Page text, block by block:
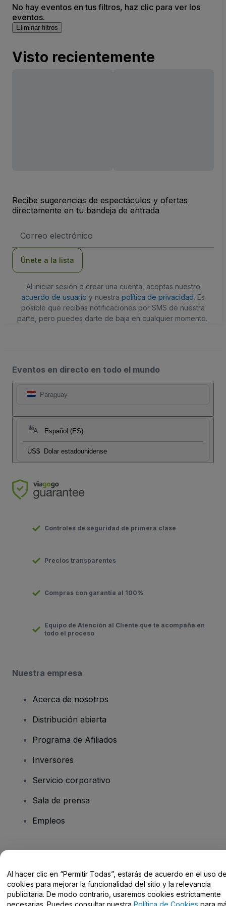
No hay eventos en tus filtros, haz clic para ver los
eventos.
Eliminar filtros
Visto recientemente
Recibe sugerencias de espectáculos y ofertas
directamente en tu bandeja de entrada
de
Únete a la lista
Al iniciar sesión o crear una cuenta, aceptas nuestro
acuerdo de usuario y nuestra política de privacidad. Es
posible que recibas notificaciones por SMS de nuestra
parte, pero puedes darte de baja en cualquier momento.
Eventos en directo en todo el mundo
Paraguay
Español (ES)
US$ Dolar estadounidense
Controles de seguridad de primera clase
Precios transparentes
Compras con garantía al 100%
Equipo de Atención al Cliente que te acompaña en
todo el proceso
Nuestra empresa
Acerca de nosotros
Distribución abierta
Programa de Afiliados
Inversores
Servicio corporativo
Sala de prensa
Empleos
Centro de Ayuda / Contacto
Al hacer clic en “Permitir Todas”, estarás de acuerdo en el uso
cookies para mejorar la funcionalidad del sitio y la relevancia
publicitaria. De modo contrario, usaremos cookies estrictamente
necesarias. Puedes consultar nuestra Política de Cookies para